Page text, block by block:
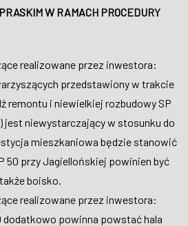
W RAMACH PROCEDURY
realizowane przez inwestora:
przedstawiony w trakcie
remontu i niewielkiej rozbudowy SP
jest niewystarczający w stosunku do
mieszkaniowa będzie stanowić
50 przy Jagiellońskiej powinien być
boisko.
realizowane przez inwestora:
dodatkowo powinna powstać hala